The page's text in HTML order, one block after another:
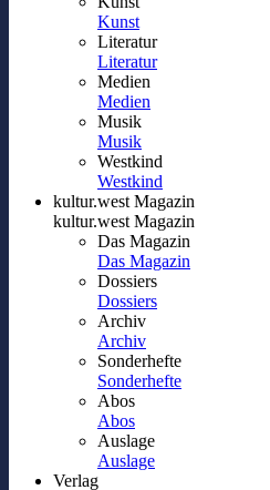
Kunst
Literatur
Literatur
Medien
Medien
Musik
Musik
Westkind
Westkind
kultur.west Magazin
kultur.west Magazin
Das Magazin
Das Magazin
Dossiers
Dossiers
Archiv
Archiv
Sonderhefte
Sonderhefte
Abos
Abos
Auslage
Auslage
Verlag